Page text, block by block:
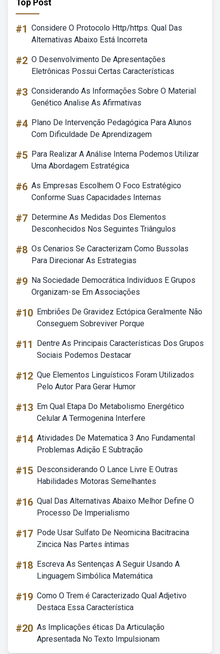
Top Post
#1 Considere O Protocolo Http/https. Qual Das
Alternativas Abaixo Está Incorreta
#2 O Desenvolvimento De Apresentações
Eletrônicas Possui Certas Características
#3 Considerando As Informações Sobre O Material
Genético Analise As Afirmativas
#4 Plano De Intervenção Pedagógica Para Alunos
Com Dificuldade De Aprendizagem
#5 Para Realizar A Análise Interna Podemos Utilizar
Uma Abordagem Estratégica
#6 As Empresas Escolhem O Foco Estratégico
Conforme Suas Capacidades Internas
#7 Determine As Medidas Dos Elementos
Desconhecidos Nos Seguintes Triângulos
#8 Os Cenarios Se Caracterizam Como Bussolas
Para Direcionar As Estrategias
#9 Na Sociedade Democrática Indivíduos E Grupos
Organizam-se Em Associações
#10 Embriões De Gravidez Ectópica Geralmente Não
Conseguem Sobreviver Porque
#11
Dentre As Principais Características Dos Grupos
Sociais Podemos Destacar
#12 Que Elementos Linguísticos Foram Utilizados
Pelo Autor Para Gerar Humor
#13 Em Qual Etapa Do Metabolismo Energético
Celular A Termogenina Interfere
#14 Atividades De Matematica 3 Ano Fundamental
Problemas Adição E Subtração
#15 Desconsiderando O Lance Livre E Outras
Habilidades Motoras Semelhantes
#16 Qual Das Alternativas Abaixo Melhor Define O
Processo De Imperialismo
#17 Pode Usar Sulfato De Neomicina Bacitracina
Zincica Nas Partes íntimas
#18 Escreva As Sentenças A Seguir Usando A
Linguagem Simbólica Matemática
#19 Como O Trem é Caracterizado Qual Adjetivo
Destaca Essa Característica
#20 As Implicações éticas Da Articulação
Apresentada No Texto Impulsionam